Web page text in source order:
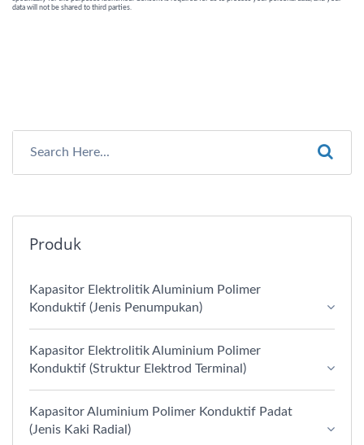
Produk
Kapasitor Elektrolitik Aluminium Polimer
Konduktif (Jenis Penumpukan)
Kapasitor Elektrolitik Aluminium Polimer
Konduktif (Struktur Elektrod Terminal)
Kapasitor Aluminium Polimer Konduktif Padat
(Jenis Kaki Radial)